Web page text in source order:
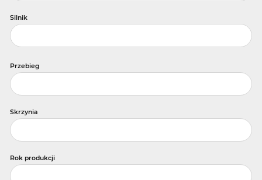
Silnik
Przebieg
Skrzynia
Rok produkcji